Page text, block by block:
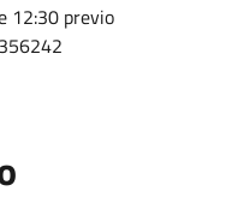
12:30 previo